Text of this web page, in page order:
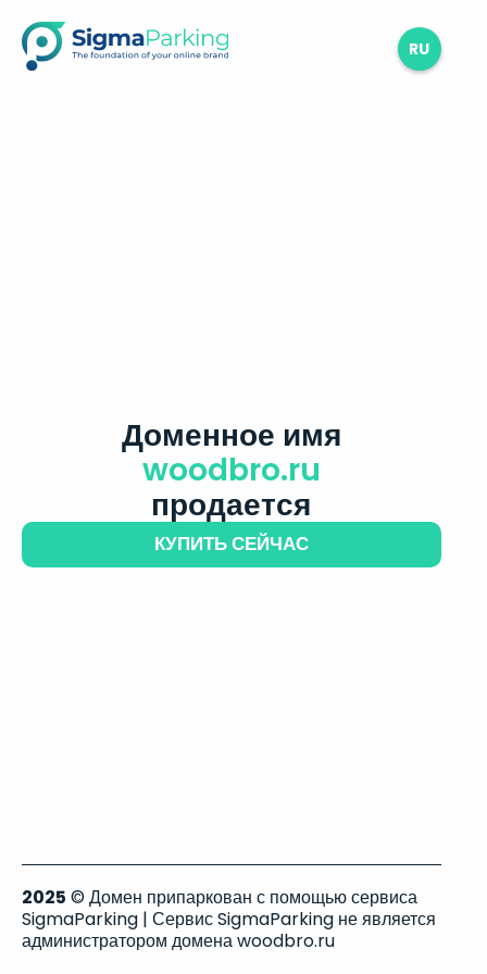
RU
Доменное имя
woodbro.ru
продается
КУПИТЬ СЕЙЧАС
2025 © Домен припаркован с помощью сервиса
SigmaParking | Сервис SigmaParking не является
администратором домена woodbro.ru